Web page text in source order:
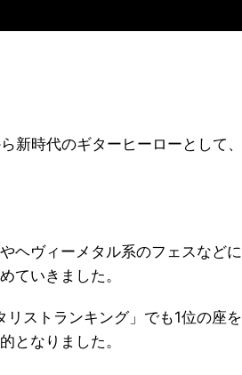
新時代のギターヒーローとして、
ヘヴィーメタル系のフェスなどに
ていきました。
ストランキング」でも1位の座を
となりました。